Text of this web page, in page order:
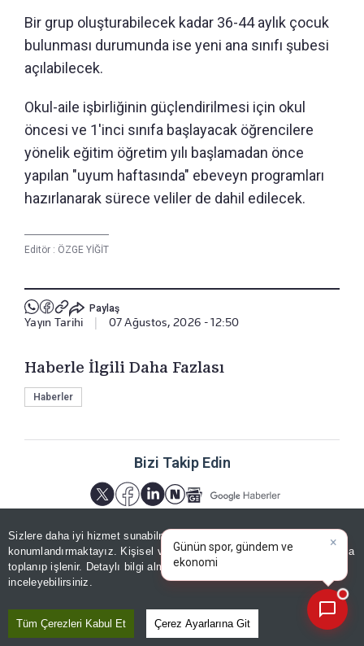
Sizlere daha iyi hizmet sunabilmek adına sitemizde
konumlandırmaktayız. Kişisel verileriniz, KVKK ve GDPR kapsamında
toplanıp işlenir. Detaylı bilgi almak içinAydınlatma Metnimizi
inceleyebilirsiniz.
Tüm Çerezleri Kabul Et Çerez Ayarlarına Git
Bir grup oluşturabilecek kadar 36-44 aylık çocuk
bulunması durumunda ise yeni ana sınıfı şubesi
açılabilecek.
Okul-aile işbirliğinin güçlendirilmesi için okul
öncesi ve 1'inci sınıfa başlayacak öğrencilere
yönelik eğitim öğretim yılı başlamadan önce
yapılan "uyum haftasında" ebeveyn programları
hazırlanarak sürece veliler de dahil edilecek.
Editör : ÖZGE YİĞİT
Paylaş
Yayın Tarihi 07 Ağustos, 2026 - 12:50
Haberle İlgili Daha Fazlası
Haberler
Bizi Takip Edin
YORUMLAR
×
Günün spor, gündem ve
ekonomi gelişmelerini analiz
edin!